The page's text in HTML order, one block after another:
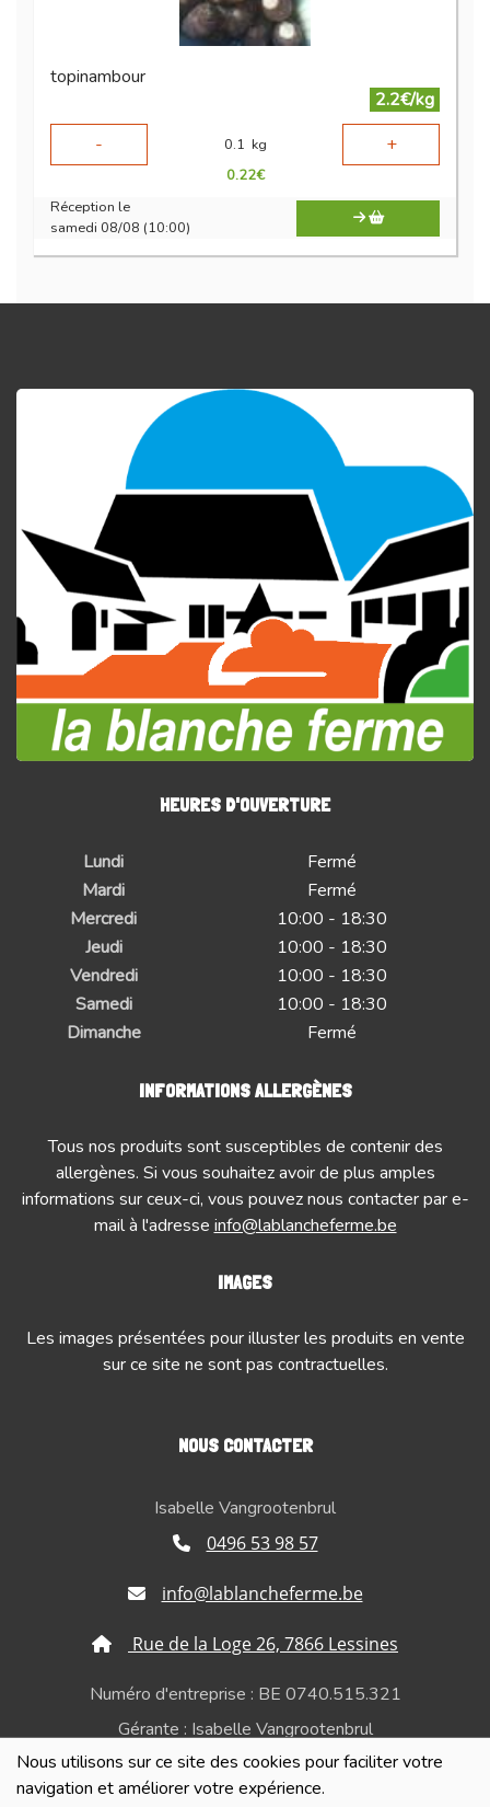
Nous utilisons sur ce site des cookies pour faciliter votre
navigation et améliorer votre expérience.
topinambour
2.2€/kg
-
0.1 kg +
0.22€
Réception le
samedi 08/08 (10:00)
HEURES D'OUVERTURE
Lundi
Fermé
Mardi
Fermé
Mercredi
10:00 - 18:30
Jeudi
10:00 - 18:30
Vendredi
10:00 - 18:30
Samedi
10:00 - 18:30
Dimanche
Fermé
INFORMATIONS ALLERGÈNES
Tous nos produits sont susceptibles de contenir des
allergènes. Si vous souhaitez avoir de plus amples
informations sur ceux-ci, vous pouvez nous contacter par e-
mail à l'adresse info@lablancheferme.be
IMAGES
Les images présentées pour illuster les produits en vente
sur ce site ne sont pas contractuelles.
NOUS CONTACTER
Isabelle Vangrootenbrul
0496 53 98 57
info@lablancheferme.be
Rue de la Loge 26, 7866 Lessines
Numéro d'entreprise : BE 0740.515.321
Gérante : Isabelle Vangrootenbrul
Politique de confidentialité et de respect de la vie